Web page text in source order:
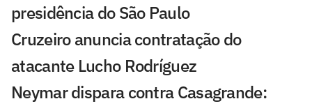
presidência do São Paulo
Cruzeiro anuncia contratação do
atacante Lucho Rodríguez
Neymar dispara contra Casagrande: